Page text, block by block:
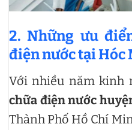
2. Những ưu
điện nước tại Hóc
Với nhiều năm kinh
chữa điện nước
Thành Phố Hồ Chí